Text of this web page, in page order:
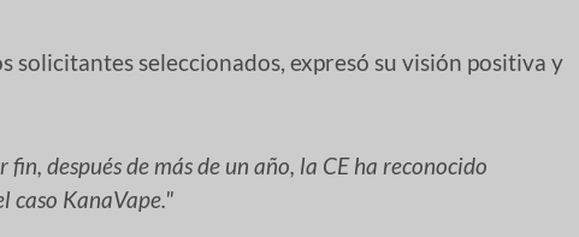
solicitantes seleccionados, expresó su visión positiva y
después de más de un año, la CE ha reconocido
caso KanaVape."